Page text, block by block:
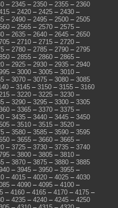
– 2345 – 2350 – 2355 – 2360
– 2420 – 2425 – 2430 –
– 2490 – 2495 – 2500 – 2505
– 2565 – 2570 – 2575 –
– 2635 – 2640 – 2645 – 2650
– 2710 – 2715 – 2720 –
– 2780 – 2785 – 2790 – 2795
– 2855 – 2860 – 2865 –
– 2925 – 2930 – 2935 – 2940
– 3000 – 3005 – 3010 –
– 3070 – 3075 – 3080 – 3085
– 3145 – 3150 – 3155 – 3160
– 3220 – 3225 – 3230 –
– 3290 – 3295 – 3300 – 3305
– 3365 – 3370 – 3375 –
– 3435 – 3440 – 3445 – 3450
– 3510 – 3515 – 3520 –
– 3580 – 3585 – 3590 – 3595
– 3655 – 3660 – 3665 –
– 3725 – 3730 – 3735 – 3740
– 3800 – 3805 – 3810 –
– 3870 – 3875 – 3880 – 3885
– 3945 – 3950 – 3955 –
– 4015 – 4020 – 4025 – 4030
– 4090 – 4095 – 4100 –
– 4160 – 4165 – 4170 – 4175 –
– 4235 – 4240 – 4245 – 4250